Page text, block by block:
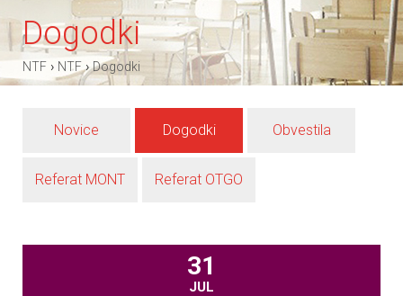
Dogodki
NTF › NTF›Dogodki
Novice Dogodki Obvestila
Referat MONT Referat OTGO
31
JUL